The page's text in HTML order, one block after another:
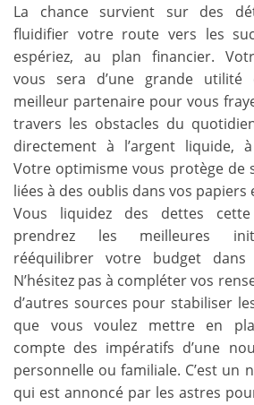
La chance survient sur des
fluidifier votre route vers les
espériez, au plan financier.
vous sera d’une grande
meilleur partenaire pour vous
travers les obstacles du
directement à l’argent liquide,
Votre optimisme vous protège de
liées à des oublis dans vos papiers
Vous liquidez des dettes
prendrez les meilleures
rééquilibrer votre budget
N’hésitez pas à compléter vos
d’autres sources pour stabiliser
que vous voulez mettre en
compte des impératifs d’une
personnelle ou familiale. C’est un
qui est annoncé par les astres